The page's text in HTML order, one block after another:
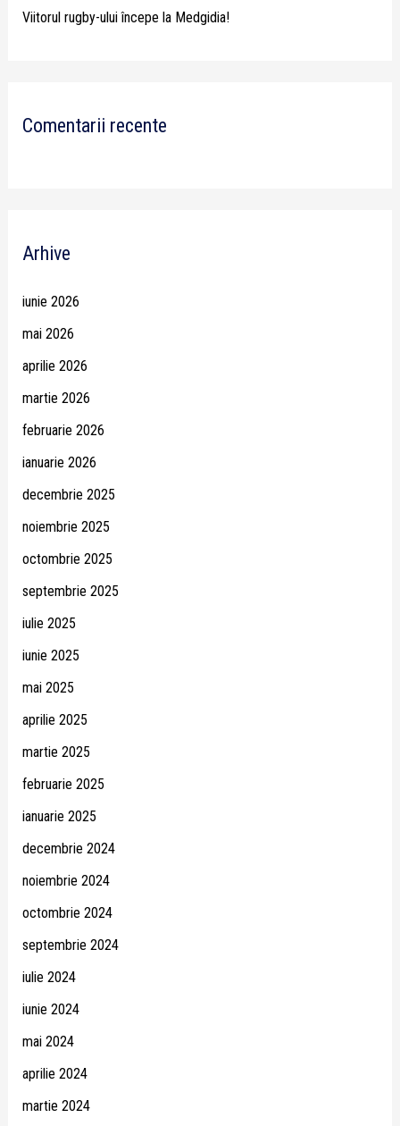
Viitorul rugby-ului începe la Medgidia!
Comentarii recente
Arhive
iunie 2026
mai 2026
aprilie 2026
martie 2026
februarie 2026
ianuarie 2026
decembrie 2025
noiembrie 2025
octombrie 2025
septembrie 2025
iulie 2025
iunie 2025
mai 2025
aprilie 2025
martie 2025
februarie 2025
ianuarie 2025
decembrie 2024
noiembrie 2024
octombrie 2024
septembrie 2024
iulie 2024
iunie 2024
mai 2024
aprilie 2024
martie 2024